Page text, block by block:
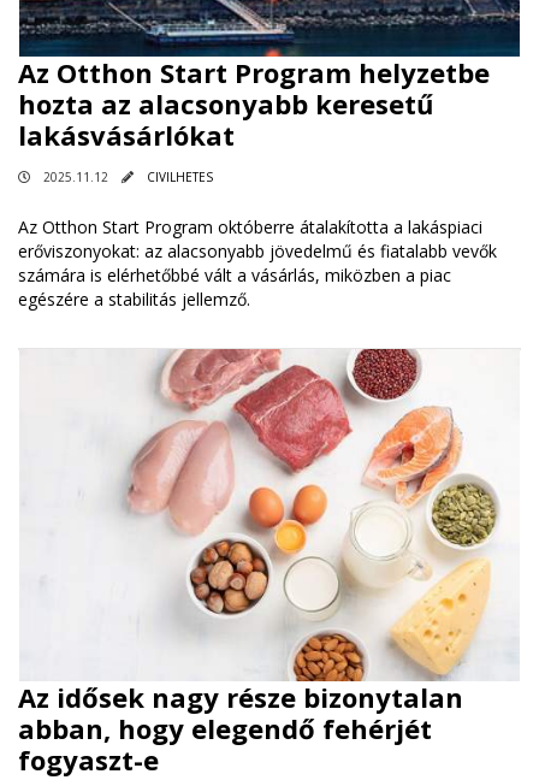
Az Otthon Start Program helyzetbe
hozta az alacsonyabb keresetű
lakásvásárlókat
2025.11.12 CIVILHETES
Az Otthon Start Program októberre átalakította a lakáspiaci
erőviszonyokat: az alacsonyabb jövedelmű és fiatalabb vevők
számára is elérhetőbbé vált a vásárlás, miközben a piac
egészére a stabilitás jellemző.
Az idősek nagy része bizonytalan
abban, hogy elegendő fehérjét
fogyaszt-e